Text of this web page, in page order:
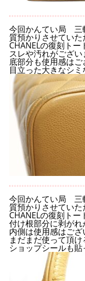
今回かんてい局 三
質預かりさせていた
CHANELの復刻ト
スレや汚れがござい
底部分も使用感は
目立った大きなシミ
今回かんてい局 三
質預かりさせていた
CHANELの復刻ト
付け根部分に剥がれ
内側は使用感はご
まだまだ使って頂け
ショップシールも貼